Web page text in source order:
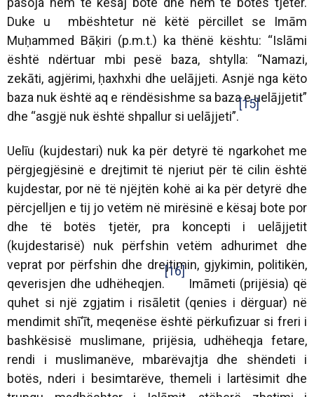
Duke u mbështetur në këtë përcillet se Imām
Muḥammed Bāḳiri (p.m.t.) ka thënë kështu: “Islāmi
është ndërtuar mbi pesë baza, shtylla: “Namazi,
zekāti, agjërimi, ḥaxhxhi dhe uelājjeti. Asnjë nga këto
baza nuk është aq e rëndësishme sa baza e uelājjetit”
dhe “asgjë nuk është shpallur si uelājjeti”.
[15]
Uelīu (kujdestari) nuk ka për detyrë të ngarkohet me
përgjegjësinë e drejtimit të njeriut për të cilin është
kujdestar, por në të njëjtën kohë ai ka për detyrë dhe
përcjelljen e tij jo vetëm në mirësinë e kësaj bote por
dhe të botës tjetër, pra koncepti i uelājjetit
(kujdestarisë) nuk përfshin vetëm adhurimet dhe
veprat por përfshin dhe drejtimin, gjykimin, politikën,
qeverisjen dhe udhëheqjen.
[16]
Imāmeti (prijësia) që
quhet si një zgjatim i risāletit (qenies i dërguar) në
mendimit shī‘īt, meqenëse është përkufizuar si freri i
bashkësisë muslimane, prijësia, udhëheqja fetare,
rendi i muslimanëve, mbarëvajtja dhe shëndeti i
botës, nderi i besimtarëve, themeli i lartësimit dhe